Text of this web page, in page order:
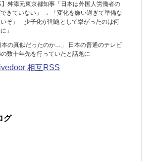
】舛添元東京都知事「日本は外国人労働者の
きていない」 → 「変化を嫌い過ぎて準備な
ぞ」「少子化が問題として挙がったのは何
」
本の真似だったのか…」 日本の普通のテレビ
数十年先を行っていたと話題に
相互RSS
グ